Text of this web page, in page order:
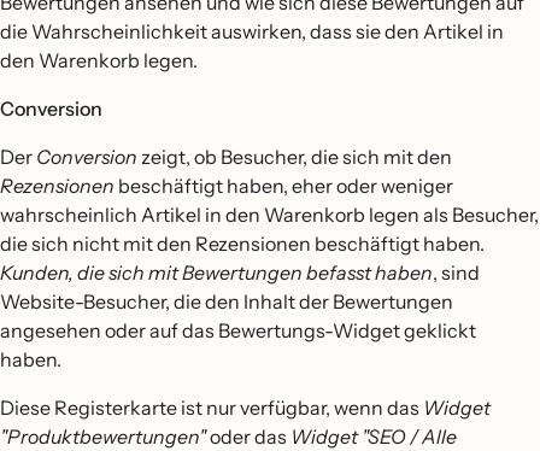
die Wahrscheinlichkeit auswirken, dass sie den Artikel in
den Warenkorb legen.
Conversion
Der Conversion zeigt, ob Besucher, die sich mit den
Rezensionen beschäftigt haben, eher oder weniger
wahrscheinlich Artikel in den Warenkorb legen als Besucher,
die sich nicht mit den Rezensionen beschäftigt haben.
Kunden, die sich mit Bewertungen befasst haben, sind
Website-Besucher, die den Inhalt der Bewertungen
angesehen oder auf das Bewertungs-Widget geklickt
haben.
Diese Registerkarte ist nur verfügbar, wenn das Widget
"Produktbewertungen"oder das Widget "SEO / Alle